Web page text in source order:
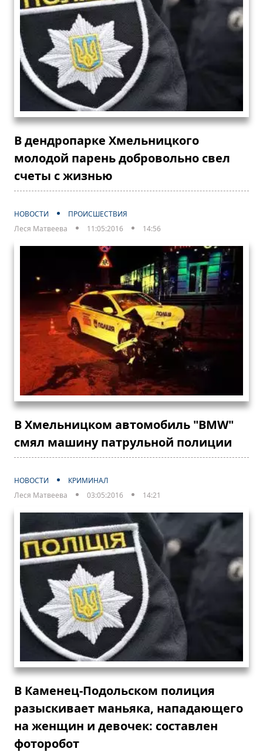
В дендропарке Хмельницкого
молодой парень добровольно свел
счеты с жизнью
НОВОСТИ
ПРОИСШЕСТВИЯ
Леся Матвеева
11:05:2016 14:56
В Хмельницком автомобиль "BMW"
смял машину патрульной полиции
НОВОСТИ
КРИМИНАЛ
Леся Матвеева
03:05:2016 14:21
В Каменец-Подольском полиция
разыскивает маньяка, нападающего
на женщин и девочек: составлен
фоторобот